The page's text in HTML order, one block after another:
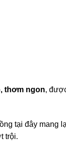
thơm ngon,
tại đây mang
trội.